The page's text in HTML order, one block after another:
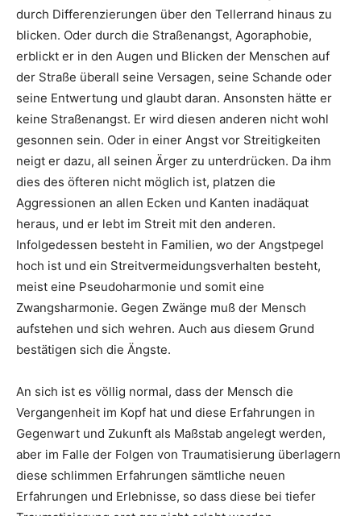
durch Differenzierungen über den Tellerrand hinaus zu
blicken. Oder durch die Straßenangst, Agoraphobie,
erblickt er in den Augen und Blicken der Menschen auf
der Straße überall seine Versagen, seine Schande oder
seine Entwertung und glaubt daran. Ansonsten hätte er
keine Straßenangst. Er wird diesen anderen nicht wohl
gesonnen sein. Oder in einer Angst vor Streitigkeiten
neigt er dazu, all seinen Ärger zu unterdrücken. Da ihm
dies des öfteren nicht möglich ist, platzen die
Aggressionen an allen Ecken und Kanten inadäquat
heraus, und er lebt im Streit mit den anderen.
Infolgedessen besteht in Familien, wo der Angstpegel
hoch ist und ein Streitvermeidungsverhalten besteht,
meist eine Pseudoharmonie und somit eine
Zwangsharmonie. Gegen Zwänge muß der Mensch
aufstehen und sich wehren. Auch aus diesem Grund
bestätigen sich die Ängste.
An sich ist es völlig normal, dass der Mensch die
Vergangenheit im Kopf hat und diese Erfahrungen in
Gegenwart und Zukunft als Maßstab angelegt werden,
aber im Falle der Folgen von Traumatisierung überlagern
diese schlimmen Erfahrungen sämtliche neuen
Erfahrungen und Erlebnisse, so dass diese bei tiefer